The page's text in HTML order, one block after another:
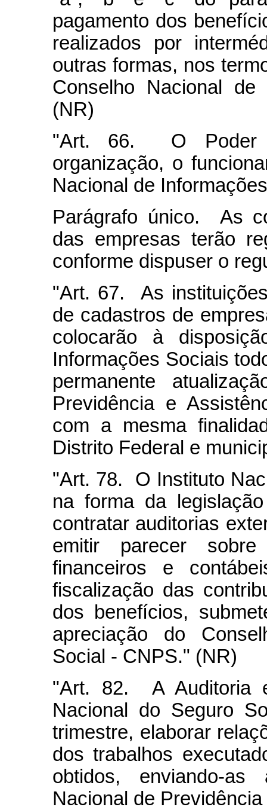
pagamento dos
realizados por
outras formas, nos
Conselho Nacional
(NR)
"Art. 66. O Poder
organização, o
Nacional de
Parágrafo único. As
das empresas terão
conforme dispuser o
"Art. 67. As
de cadastros de
colocarão à
Informações Sociais
permanente
Previdência e
com a mesma
Distrito Federal e
"Art. 78. O Instituto
na forma da
contratar auditorias
emitir parecer sobre
financeiros e
fiscalização das
dos benefícios,
apreciação do
Social - CNPS." (NR)
"Art. 82. A Auditoria
Nacional do Seguro
trimestre, elaborar
dos trabalhos
obtidos, enviando-
Nacional de